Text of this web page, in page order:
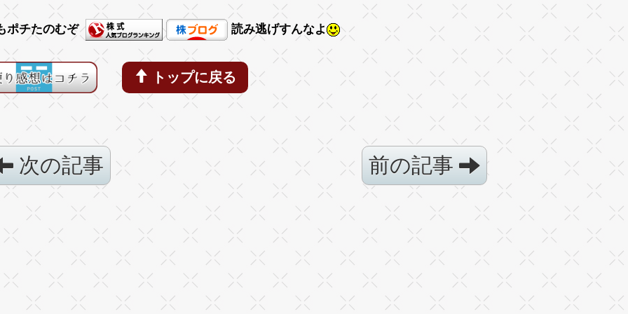
ポチたのむぞ 読み逃げすんなよ
トップに戻る
次の記事 前の記事